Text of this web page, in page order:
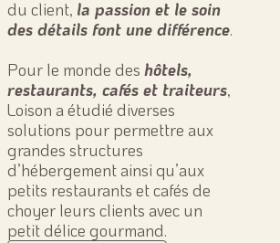
du client, la passion et le soin
des détails font une différence.
Pour le monde deshôtels,
restaurants, cafés et traiteurs,
Loison a étudié diverses
solutions pour permettre aux
grandes structures
d’hébergement ainsi qu’aux
petits restaurants et cafés de
choyer leurs clients avec un
petit délice gourmand.